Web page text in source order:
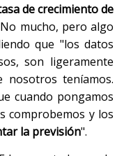
de crecimiento de
mucho, pero algo
que "los datos
son ligeramente
nosotros teníamos.
cuando pongamos
comprobemos y los
la previsión".